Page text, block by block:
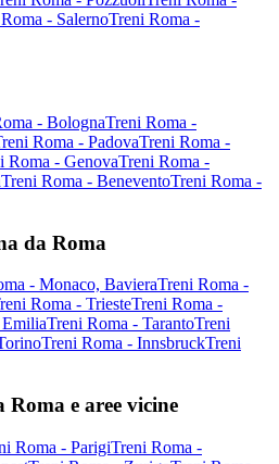
- SalernoTreni Roma -
- BolognaTreni Roma -
Roma - PadovaTreni Roma -
Roma - GenovaTreni Roma -
Treni Roma - BeneventoTreni Roma -
da Roma
- Monaco, BavieraTreni Roma -
Roma - TriesteTreni Roma -
Treni Roma - TarantoTreni
Treni Roma - InnsbruckTreni
e aree vicine
Roma - ParigiTreni Roma -